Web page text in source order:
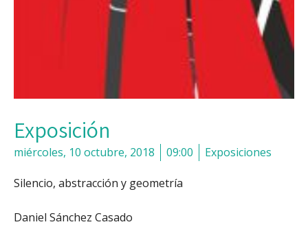
Exposición
miércoles, 10 octubre, 2018 09:00 Exposiciones
Silencio, abstracción y geometría
Daniel Sánchez Casado